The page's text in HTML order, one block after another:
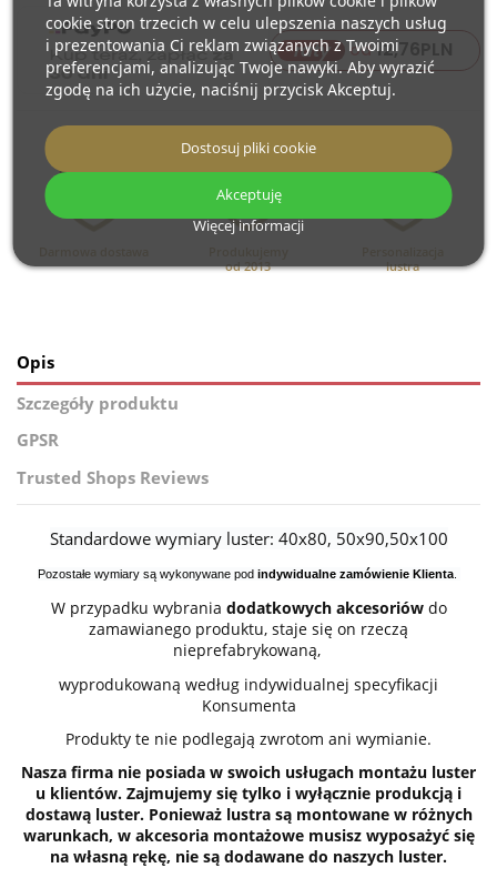
raty od 12,76
od 2013
lustra
Opis
Szczegóły produktu
GPSR
Trusted Shops Reviews
Standardowe wymiary luster: 40x80, 50x90,50x100
Pozostałe wymiary są wykonywane pod indywidualne zamówienie Klienta.
W przypadku wybrania dodatkowych akcesoriówdo
zamawianego produktu, staje się on rzeczą
nieprefabrykowaną,
wyprodukowaną według indywidualnej specyfikacji
Konsumenta
Produkty te nie podlegają zwrotom ani wymianie.
Nasza firma nie posiada w swoich usługach montażu luster
u klientów. Zajmujemy się tylko i wyłącznie produkcją i
dostawą luster. Ponieważ lustra są montowane w różnych
warunkach, w akcesoria montażowe musisz wyposażyć się
na własną rękę, nie są dodawane do naszych luster.
cookie stron trzecich w celu ulepszenia naszych usług
i prezentowania Ci reklam związanych z Twoimi
preferencjami, analizując Twoje nawyki. Aby wyrazić
zgodę na ich użycie, naciśnij przycisk Akceptuj.
Więcej informacji
Dostosuj pliki cookie
Akceptuję